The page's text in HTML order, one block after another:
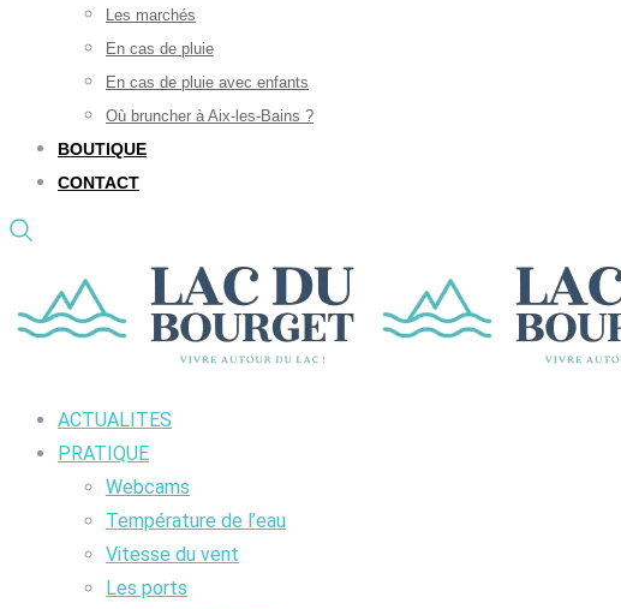
Les marchés
En cas de pluie
En cas de pluie avec enfants
Où bruncher à Aix-les-Bains ?
BOUTIQUE
CONTACT
ACTUALITES
PRATIQUE
Webcams
Température de l’eau
Vitesse du vent
Les ports